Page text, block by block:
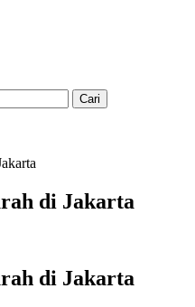
di Jakarta
di Jakarta